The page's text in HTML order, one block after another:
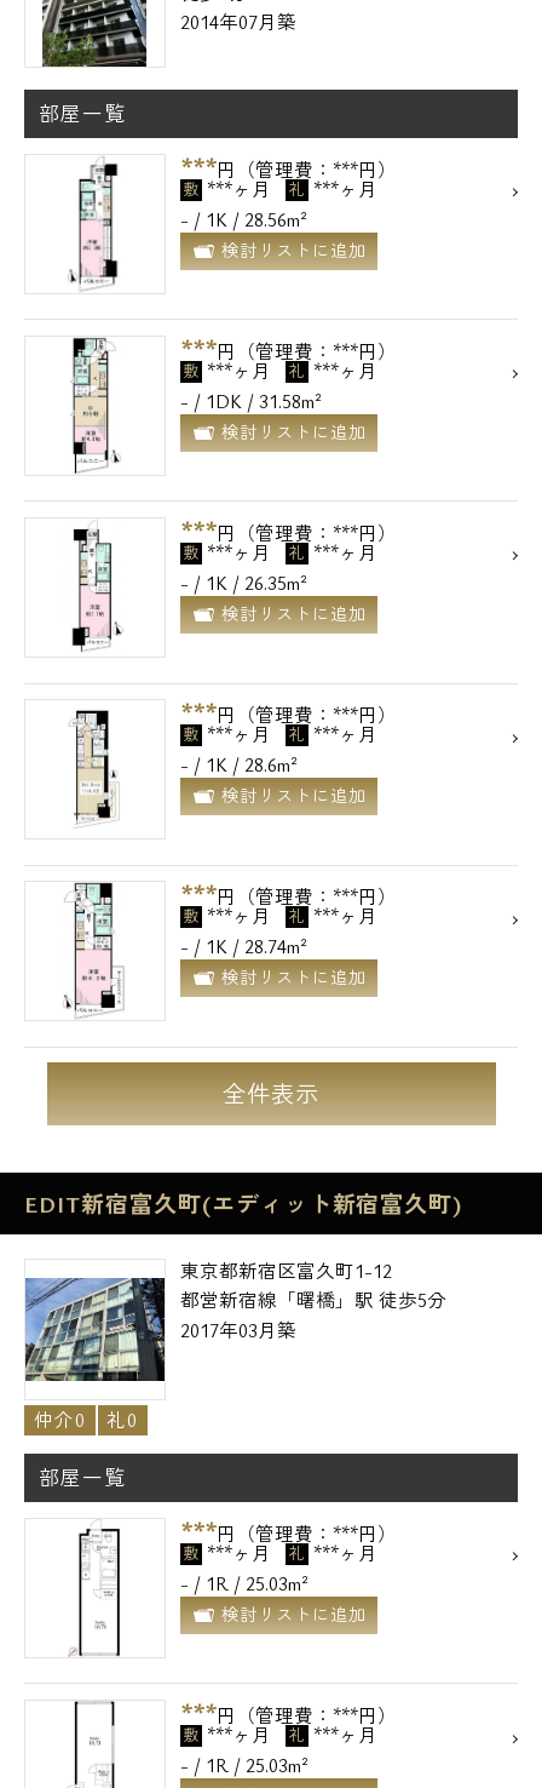
2014年07月築
部屋一覧
***円（管理費：***円）
敷 ***ヶ月 礼 ***ヶ月
- / 1K / 28.56m²
検討リストに追加
***円（管理費：***円）
敷 ***ヶ月 礼 ***ヶ月
- / 1DK / 31.58m²
検討リストに追加
***円（管理費：***円）
敷 ***ヶ月 礼 ***ヶ月
- / 1K / 26.35m²
検討リストに追加
***円（管理費：***円）
敷 ***ヶ月 礼 ***ヶ月
- / 1K / 28.6m²
検討リストに追加
***円（管理費：***円）
敷 ***ヶ月 礼 ***ヶ月
- / 1K / 28.74m²
検討リストに追加
全件表示
EDIT新宿富久町(エディット新宿富久町)
東京都新宿区富久町1-12
都営新宿線「曙橋」駅 徒歩5分
2017年03月築
仲介0 礼0
部屋一覧
***円（管理費：***円）
敷 ***ヶ月 礼 ***ヶ月
- / 1R / 25.03m²
検討リストに追加
***円（管理費：***円）
敷 ***ヶ月 礼 ***ヶ月
- / 1R / 25.03m²